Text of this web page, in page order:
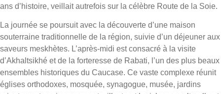
ans d’histoire, veillait autrefois sur la célèbre Route de la Soie.
La journée se poursuit avec la découverte d’une maison
souterraine traditionnelle de la région, suivie d’un déjeuner aux
saveurs meskhètes. L’après-midi est consacré à la visite
d’Akhaltsikhé et de la forteresse de Rabati, l’un des plus beaux
ensembles historiques du Caucase. Ce vaste complexe réunit
églises orthodoxes, mosquée, synagogue, musée, jardins